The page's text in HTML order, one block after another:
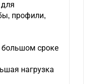
профили,
большом сроке
нагрузка